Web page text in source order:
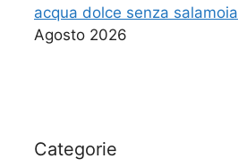
acqua dolce senza salamoia
Agosto 2026
Categorie